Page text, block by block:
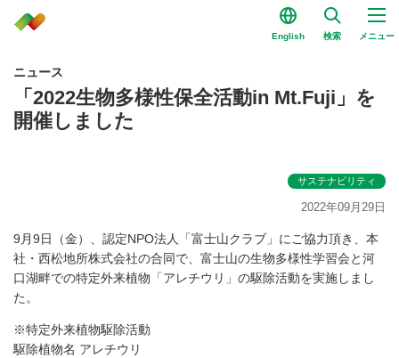
English 検索 メニュー
ニュース
「2022生物多様性保全活動in Mt.Fuji」を
開催しました
サステナビリティ
2022年09月29日
9月9日（金）、認定NPO法人「富士山クラブ」にご協力頂き、本
社・西松地所株式会社の合同で、富士山の生物多様性学習会と河
口湖畔での特定外来植物「アレチウリ」の駆除活動を実施しまし
た。
※特定外来植物駆除活動
駆除植物名 アレチウリ